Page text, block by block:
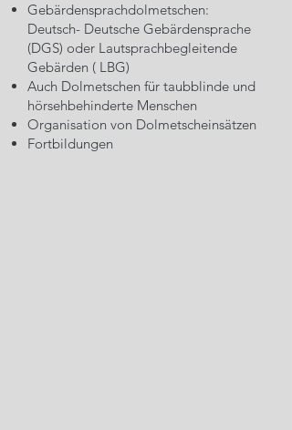
Gebärdensprachdolmetschen:
Deutsch- Deutsche Gebärdensprache
(DGS) oder Lautsprachbegleitende
Gebärden ( LBG)
Auch Dolmetschen für taubblinde und
hörsehbehinderte Menschen
Organisation von Dolmetscheinsätzen
Fortbildungen